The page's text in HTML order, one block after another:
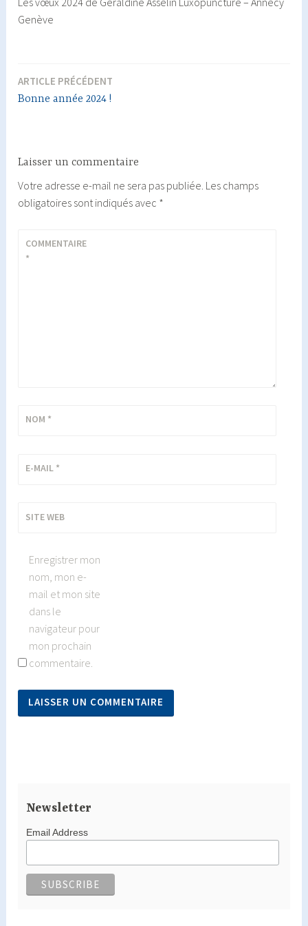
Genève
Navigation
ARTICLE PRÉCÉDENT
Bonne année 2024 !
Laisser un commentaire
Votre adresse e-mail ne sera pas publiée. Les champs
obligatoires sont indiqués avec *
COMMENTAIRE
*
NOM *
E-MAIL *
SITE WEB
Enregistrer mon
nom, mon e-
mail et mon site
dans le
navigateur pour
mon prochain
commentaire.
Newsletter
Email Address